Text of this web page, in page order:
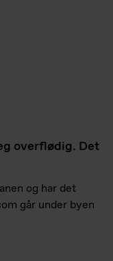
overflødig. Det
og har det
går under byen